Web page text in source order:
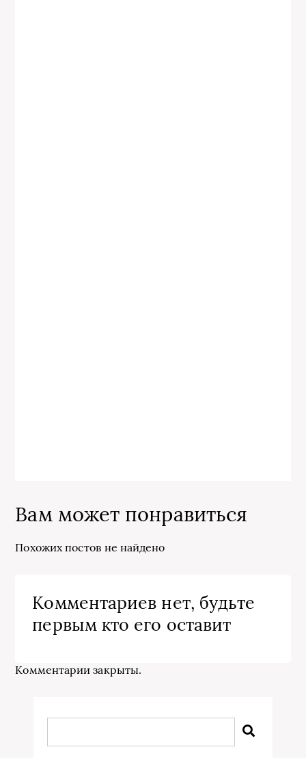
Вам может понравиться
Похожих постов не найдено
Комментариев нет, будьте
первым кто его оставит
Комментарии закрыты.